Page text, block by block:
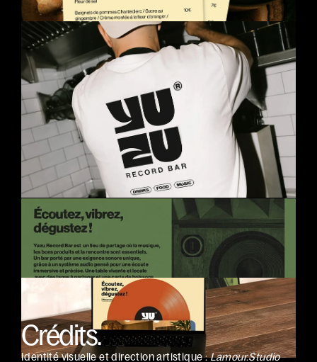
Crédits.
Identité visuelle et direction artistique : Lamour.Studio